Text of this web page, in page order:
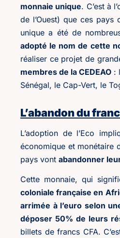
monnaie unique. C’est à
de l’Ouest) que ces
unique a été de
adopté le nom de cette
réaliser ce projet de
membres de la CEDEAO :
Sénégal, le Cap-Vert, le
L’abandon du
L’adoption de l’Eco
économique et monétaire
pays vont abandonner
Cette monnaie, qui
coloniale française en
arrimée à l’euro selon
déposer 50% de leurs
billets de francs CFA.